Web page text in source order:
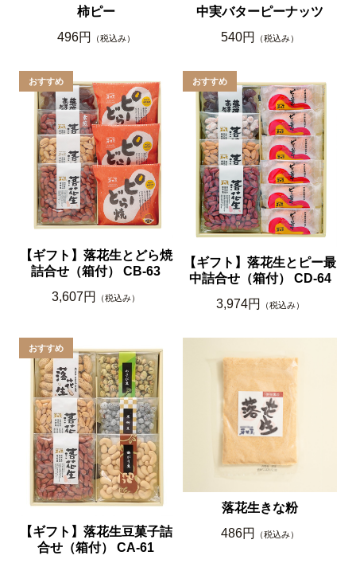
柿ピー
496円
（税込み）
中実バターピーナッツ
540円
（税込み）
【ギフト】落花生とどら焼
詰合せ（箱付） CB-63
3,607円
（税込み）
【ギフト】落花生とピー最
中詰合せ（箱付） CD-64
3,974円
（税込み）
【ギフト】落花生豆菓子詰
合せ（箱付） CA-61
落花生きな粉
486円
（税込み）